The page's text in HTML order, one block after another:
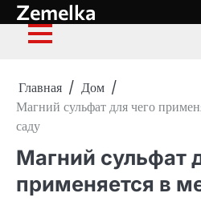
Перейти
к
содержимому
Zemelka
Главная
Дом
Магний сульфат для чего
саду
Магний сульфат
применяется в